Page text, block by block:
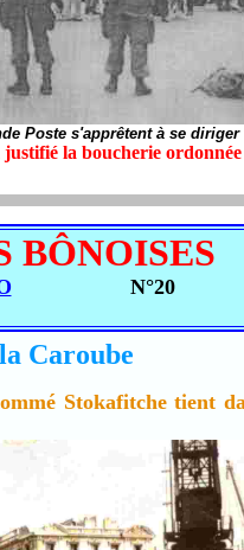
Poste s'apprêtent à se
la boucherie
BÔNOISES
N°20
Caroube
Stokafitche tient